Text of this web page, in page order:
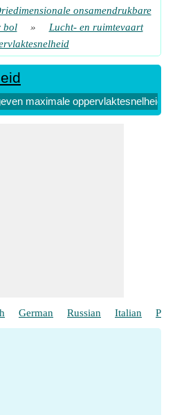
onsamendrukbare
bol »
Lucht- en ruimtevaart
maximale oppervlaktesnelheid
German Russian Italian